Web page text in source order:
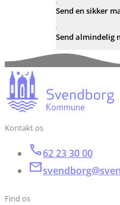
Send en sikker
Send almindelig
Kontakt os
62 23 30 00
Find os